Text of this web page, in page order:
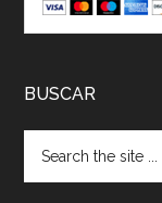
BUSCAR